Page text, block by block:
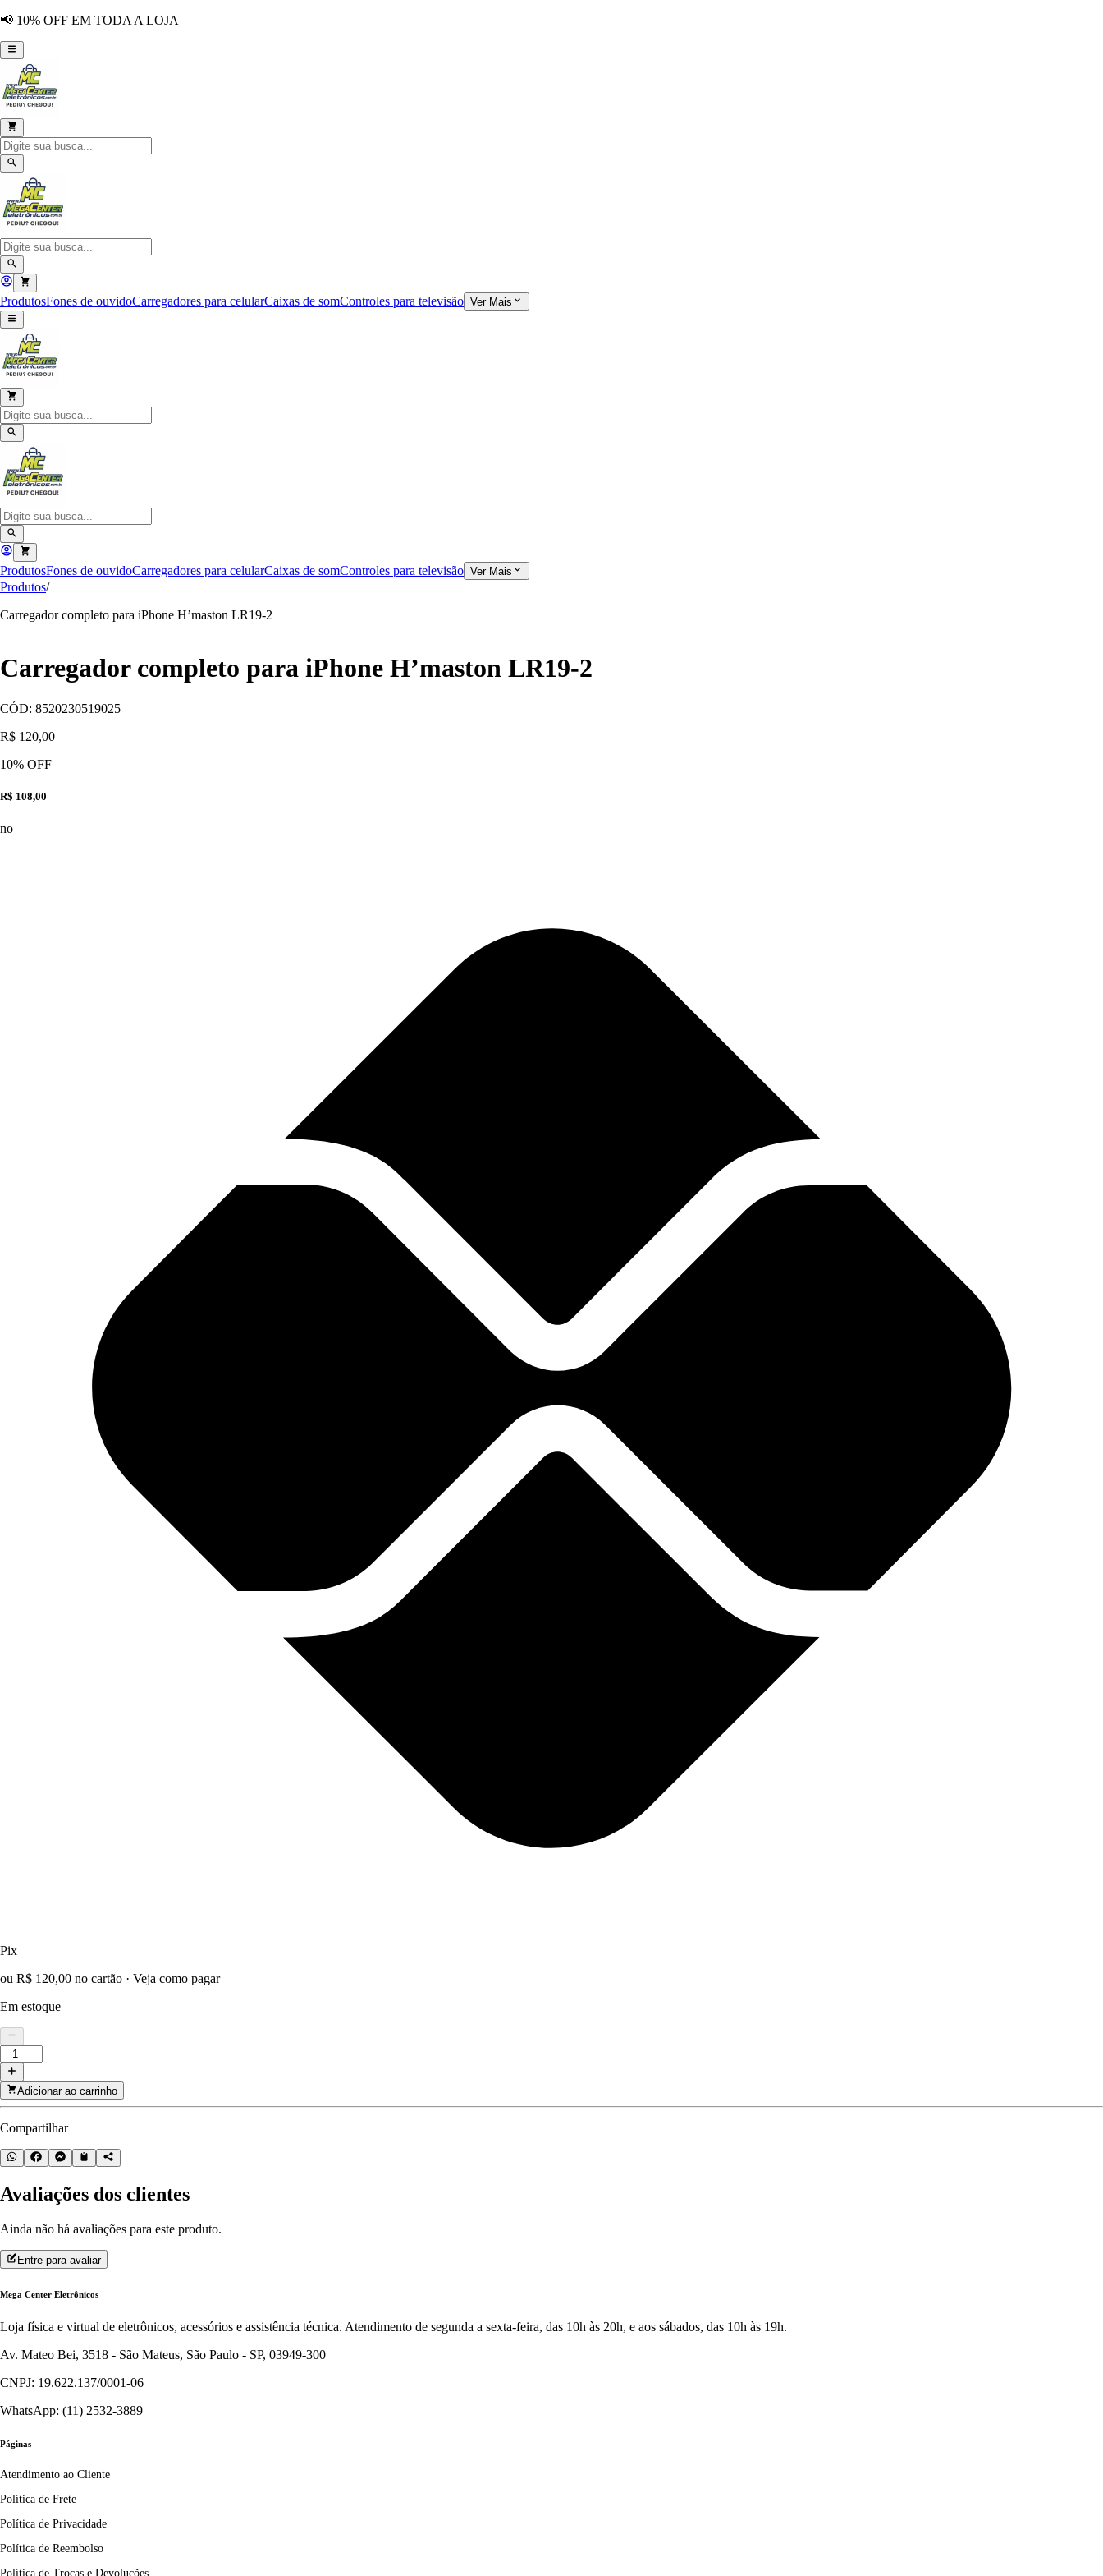
📢 10% OFF EM TODA A LOJA
ProdutosFones de ouvidoCarregadores para celularCaixas de somControles para televisão Ver Mais
ProdutosFones de ouvidoCarregadores para celularCaixas de somControles para televisão Ver Mais
Produtos/
Carregador completo para iPhone H’maston LR19-2
Carregador completo para iPhone H’maston LR19-2
CÓD: 8520230519025
R$ 120,00
10% OFF
R$ 108,00
no
Pix
ou R$ 120,00 no cartão · Veja como pagar
Em estoque
Adicionar ao carrinho
Compartilhar
Avaliações dos clientes
Ainda não há avaliações para este produto.
Entre para avaliar
Mega Center Eletrônicos
Loja física e virtual de eletrônicos, acessórios e assistência técnica. Atendimento de segunda a sexta-feira, das 10h às 20h, e aos sábados, das 10h às 19h.
Av. Mateo Bei, 3518 - São Mateus, São Paulo - SP, 03949-300
CNPJ: 19.622.137/0001-06
WhatsApp: (11) 2532-3889
Páginas
Atendimento ao Cliente
Política de Frete
Política de Privacidade
Política de Reembolso
Política de Trocas e Devoluções